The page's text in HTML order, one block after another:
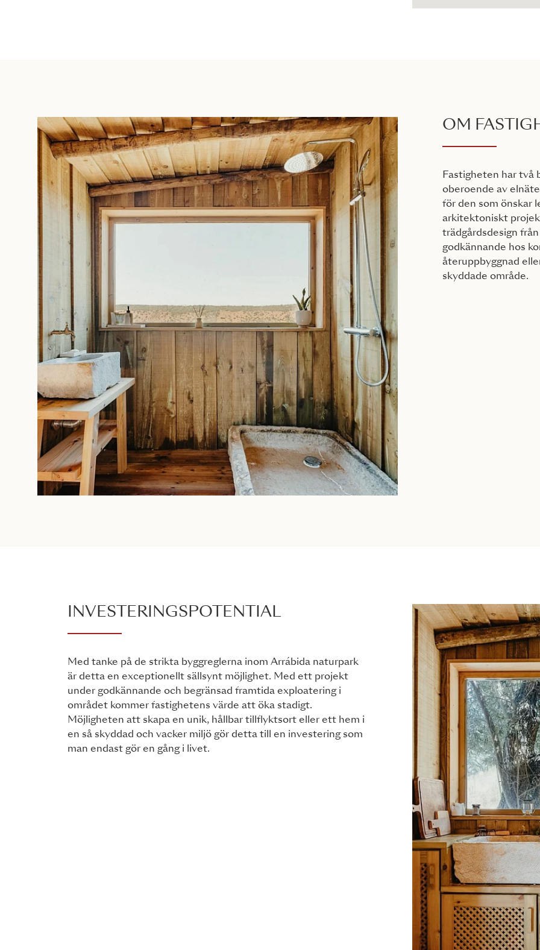
OM
Fastigheten har två
oberoende av
för den som önskar
arkitektoniskt
trädgårdsdesign
godkännande hos
återuppbyggnad
skyddade område.
INVESTERINGSPOTENTIAL
Med tanke på de strikta byggreglerna inom Arrábida naturpark
är detta en exceptionellt sällsynt möjlighet. Med ett projekt
under godkännande och begränsad framtida exploatering i
området kommer fastighetens värde att öka stadigt.
Möjligheten att skapa en unik, hållbar tillflyktsort eller ett hem i
en så skyddad och vacker miljö gör detta till en investering som
man endast gör en gång i livet.